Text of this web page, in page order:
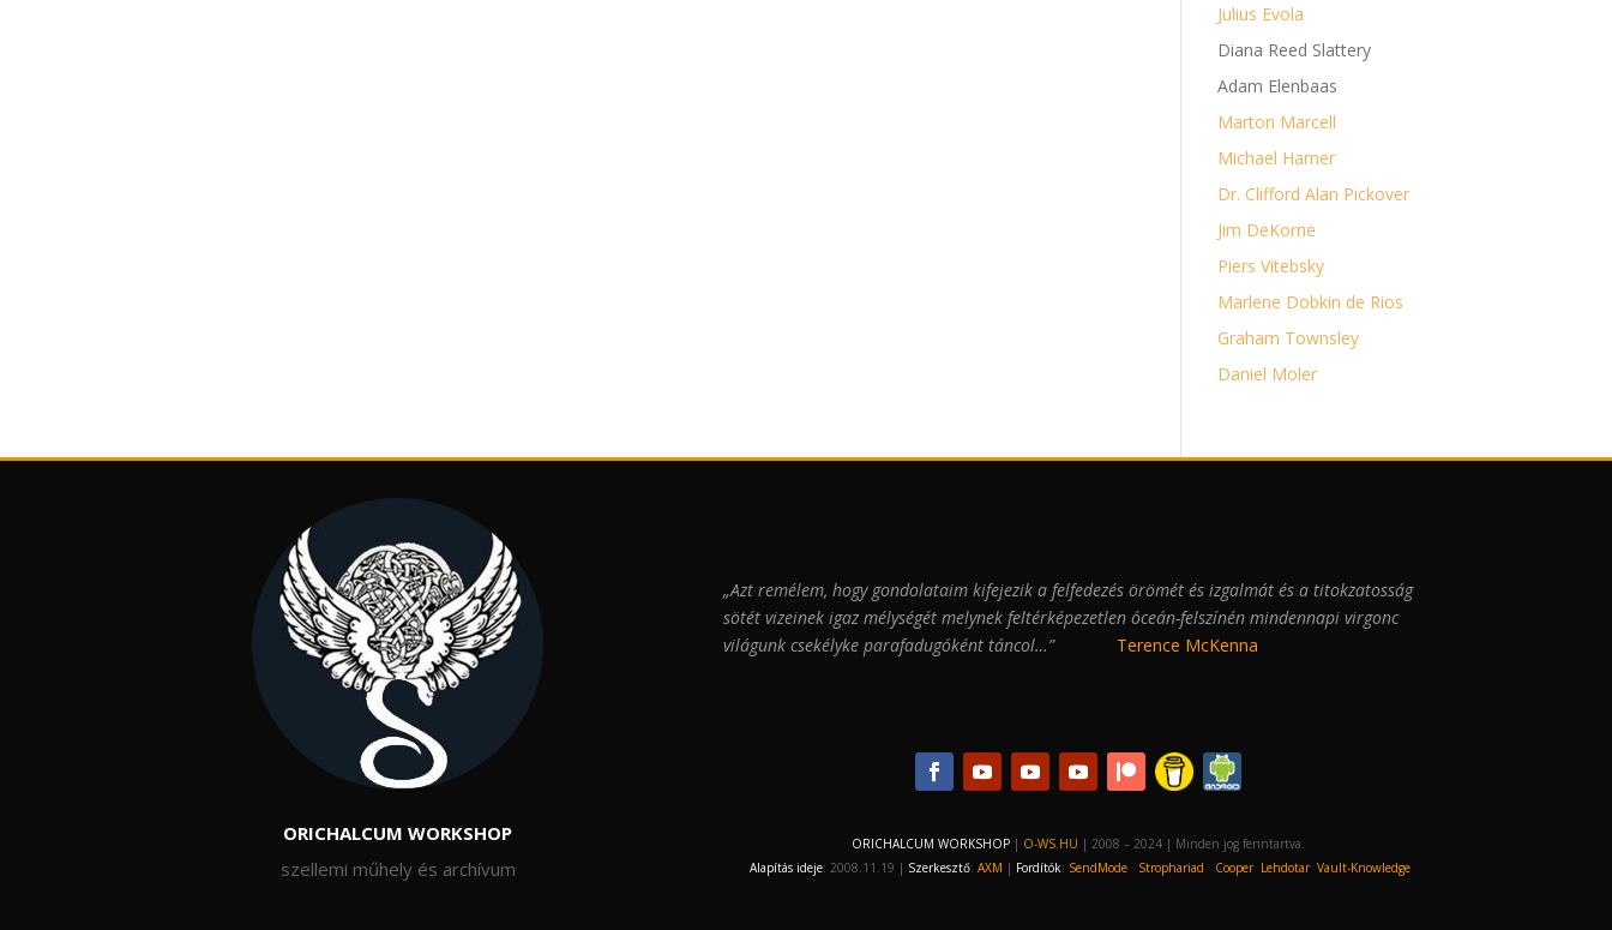
Julius Evola
Diana Reed Slattery
Adam Elenbaas
Marton Marcell
Michael Harner
Dr. Clifford Alan Pickover
Jim DeKorne
Piers Vitebsky
Marlene Dobkin de Rios
Graham Townsley
Daniel Moler
ORICHALCUM WORKSHOP
szellemi műhely és archívum
„Azt remélem, hogy gondolataim kifejezik a felfedezés örömét és izgalmát és a titokzatosság
sötét vizeinek igaz mélységét melynek feltérképezetlen óceán-felszínén mindennapi virgonc
világunk csekélyke parafadugóként táncol…”
Terence McKenna
ORICHALCUM WORKSHOP| O-WS.HU | 2008 – 2024 | Minden jog fenntartva.
Alapítás ideje: 2008.11.19 | Szerkesztő: AXM | Fordítók: SendMode Strophariad Cooper Lehdotar Vault-Knowledge